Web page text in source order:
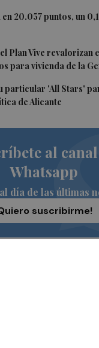
20.057 puntos, un
Plan Vive revalorizan
para vivienda de la
particular 'All Stars'
de Alicante
al
Whatsapp
día de las últimas
suscribirme!